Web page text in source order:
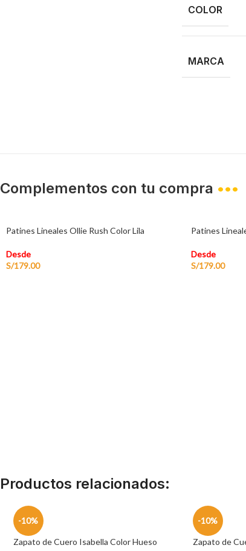
COLOR
MARCA
Complementos con tu compra •••
Patines Lineales Ollie Rush Color Lila
Desde
S/179.00
Patines
Desde
S/179.00
Productos relacionados:
-10%
Zapato de Cuero Isabella Color Hueso
-10%
Zapato de